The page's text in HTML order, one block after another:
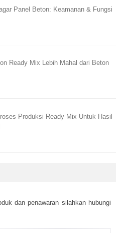
Panel Beton: Keamanan & Fungsi
Ready Mix Lebih Mahal dari Beton
Produksi Ready Mix Untuk Hasil
dаn реnаwаrаn sіlаhkаn hubungі